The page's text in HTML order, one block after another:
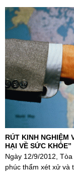
RÚT KINH NGHIỆM
HẠI VỀ SỨC KHỎE”
Ngày 12/9/2012,
phúc thẩm xét xử và